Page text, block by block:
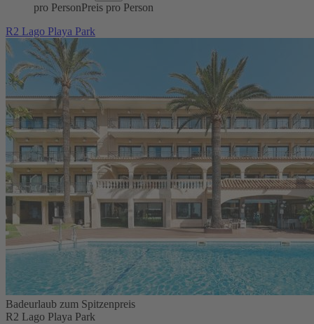
pro PersonPreis pro Person
R2 Lago Playa Park
Badeurlaub zum Spitzenpreis
R2 Lago Playa Park